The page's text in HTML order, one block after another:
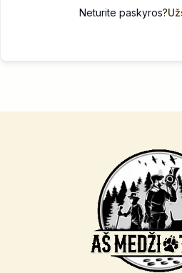
Neturite paskyros?